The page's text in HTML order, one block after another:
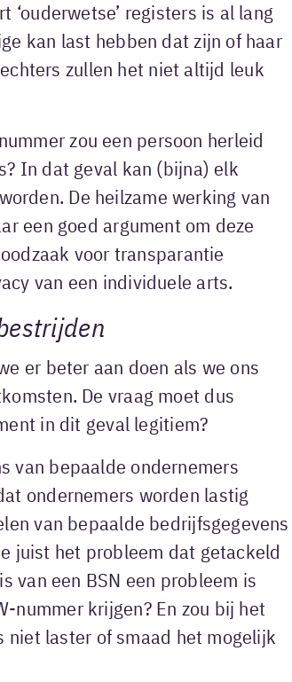
‘ouderwetse’ registers is al lang
kan last hebben dat zijn of haar
zullen het niet altijd leuk
zou een persoon herleid
In dat geval kan (bijna) elk
De heilzame werking van
een goed argument om deze
voor transparantie
van een individuele arts.
er beter aan doen als we ons
De vraag moet dus
in dit geval legitiem?
van bepaalde ondernemers
ondernemers worden lastig
van bepaalde bedrijfsgegevens
juist het probleem dat getackeld
van een BSN een probleem is
nummer krijgen? En zou bij het
niet laster of smaad het mogelijk